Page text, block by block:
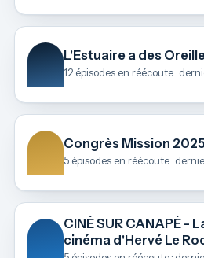
L'Estuaire a des
12 épisodes en réécoute ·
Congrès Mission
5 épisodes en réécoute ·
CINÉ SUR CANAPÉ -
cinéma d'Hervé Le